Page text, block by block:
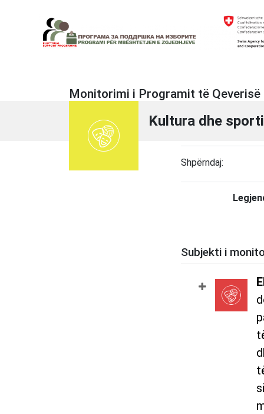
Monitorimi i Programit të Qeverisë
Kultura dhe sporti
Shpërndaj:
Subjekti i